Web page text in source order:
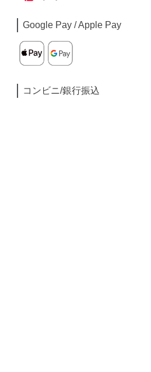
Google Pay / Apple Pay
コンビニ/銀行振込